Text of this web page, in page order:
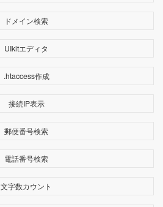
ドメイン検索
UIkitエディタ
.htaccess作成
接続IP表示
郵便番号検索
電話番号検索
文字数カウント